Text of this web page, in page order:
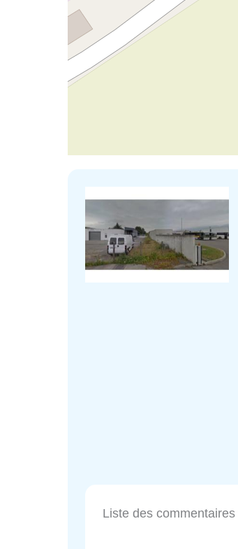
Liste des commentaires